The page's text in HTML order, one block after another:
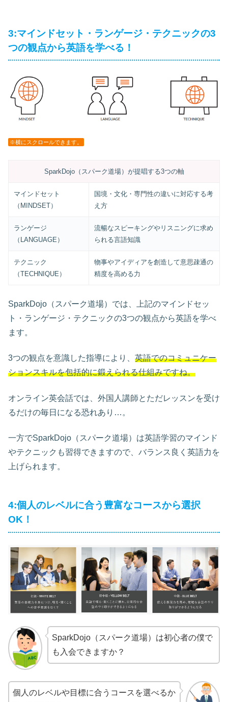
3:マインドセット・ランゲージ・テクニックの3
つの観点から英語を学べる！
※横にスクロールできます。
SparkDojo（スパーク道場）が提唱する3つの軸
マインドセット
（MINDSET）
国境・文化・専門性の違いに対応する考
え方
ランゲージ
（LANGUAGE）
流暢なスピーキングやリスニングに求め
られる言語知識
テクニック
（TECHNIQUE）
物事やアイディアを創造して意思疎通の
精度を高める力
SparkDojo（スパーク道場）では、上記のマインドセッ
ト・ランゲージ・テクニックの3つの観点から英語を学べ
ます。
3つの観点を意識した指導により、 英語でのコミュニケー
ションスキルを包括的に鍛えられる仕組みですね。
オンライン英会話では、外国人講師とただレッスンを受け
るだけの毎日になる恐れあり…。
一方でSparkDojo（スパーク道場）は英語学習のマインド
やテクニックも習得できますので、バランス良く英語力を
上げられます。
4:個人のレベルに合う豊富なコースから選択
OK！
SparkDojo（スパーク道場）は初心者の僕で
も入会できますか？
個人のレベルや目標に合うコースを選べるか